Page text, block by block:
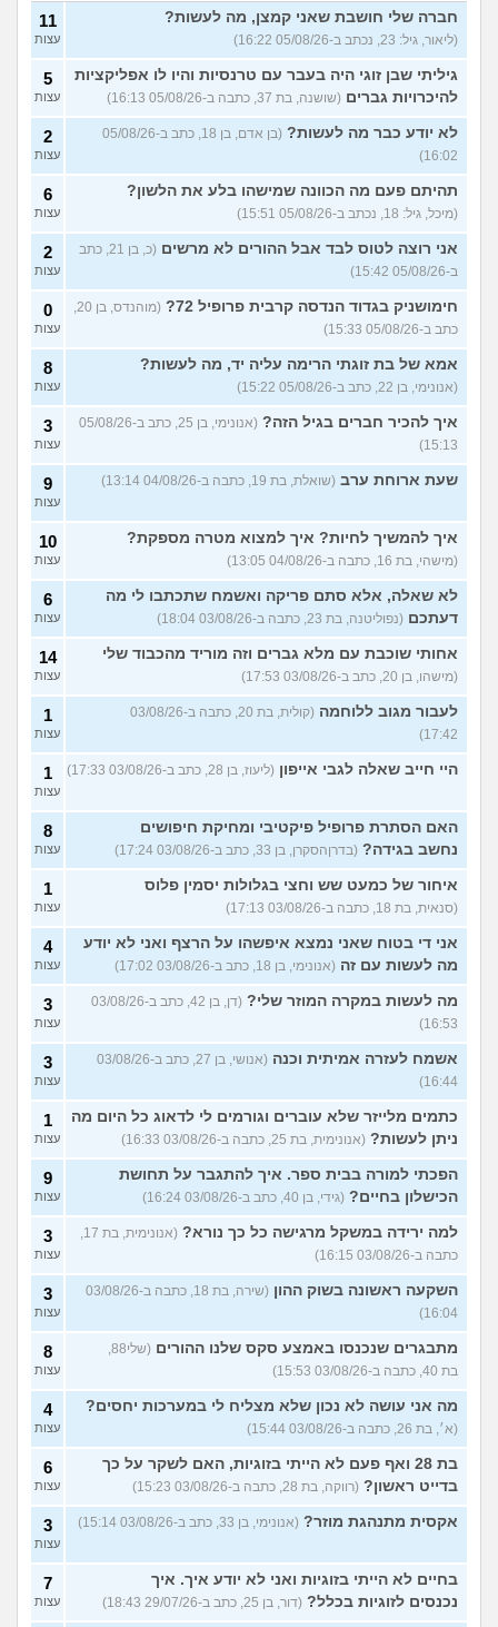
דחפתי אותה מתוך כעס. איך
להתמודד?
(אלכס, שם בדוי, בן
40)
עצות
איך להסביר לה שאני רוצה
להיפרד?
(עידן, בן 27)
20
עצות
בעיות ביני לבית הזוג, מה
לעשות?
6
עצות
לא משלמת בדייטים
(אלי, בן
29)
9
עצות
יוצאת איתו היום לדייט ראשון 3
עצות
בטיילת או מועדון?
(רואי, בן
26)
8
עצות
לוקח אותי לדייטים גרועים
האם להמשיך?
(נטע, בת 21)
17
עצות
עוד שאלות חדשות במדור
חברה שלי חושבת שאני קמצן, מה לעשות?
(ליאור, גיל: 23, נכתב ב-05/08/26 16:22)
11
עצות
גיליתי שבן זוגי היה בעבר עם טרנסיות והיו לו אפליקציות
להיכרויות גברים (שושנה, בת 37, כתבה ב-05/08/26 16:13)
5
עצות
לא יודע כבר מה לעשות?
(בן אדם, בן 18, כתב ב-05/08/26
16:02)
2
עצות
תהיתם פעם מה הכוונה שמישהו בלע את הלשון?
(מיכל, גיל: 18, נכתב ב-05/08/26 15:51)
6
עצות
אני רוצה לטוס לבד אבל ההורים לא מרשים
(כ, בן 21, כתב
ב-05/08/26 15:42)
2
עצות
חימושניק בגדוד הנדסה קרבית פרופיל 72?
כתב ב-05/08/26 15:33)
0
עצות
אמא של בת זוגתי הרימה עליה יד, מה לעשות?
(אנונימי, בן 22, כתב ב-05/08/26 15:22)
8
עצות
איך להכיר חברים בגיל הזה?
(אנונימי, בן 25, כתב ב-05/08/26
15:13)
3
עצות
שעת ארוחת ערב (שואלת, בת 19, כתבה ב-04/08/26 13:14) 9
עצות
איך להמשיך לחיות? איך למצוא מטרה מספקת?
(מישהי, בת 16, כתבה ב-04/08/26 13:05)
10
עצות
לא שאלה, אלא סתם פריקה ואשמח שתכתבו לי מה
דעתכם (נפוליטנה, בת 23, כתבה ב-03/08/26 18:04)
6
עצות
אחותי שוכבת עם מלא גברים וזה מוריד מהכבוד שלי
(מישהו, בן 20, כתב ב-03/08/26 17:53)
14
עצות
לעבור מגוב ללוחמה
(קולית, בת 20, כתבה ב-03/08/26
17:42)
1
עצות
היי חייב שאלה לגבי אייפון (ליעוז, בן 28, כתב ב-03/08/26 17:33) 1
עצות
האם הסתרת פרופיל פיקטיבי ומחיקת חיפושים
נחשב בגידה? (בדרןהסקרן, בן 33, כתב ב-03/08/26 17:24)
8
עצות
איחור של כמעט שש וחצי בגלולות יסמין פלוס
(סנאית, בת 18, כתבה ב-03/08/26 17:13)
1
עצות
אני די בטוח שאני נמצא איפשהו על הרצף ואני לא יודע
מה לעשות עם זה (אנונימי, בן 18, כתב ב-03/08/26 17:02)
4
עצות
מה לעשות במקרה המוזר שלי?
(דן, בן 42, כתב ב-03/08/26
16:53)
3
עצות
אשמח לעזרה אמיתית וכנה
(אנושי, בן 27, כתב ב-03/08/26
16:44)
3
עצות
כתמים מלייזר שלא עוברים וגורמים לי לדאוג כל היום מה
ניתן לעשות? (אנונימית, בת 25, כתבה ב-03/08/26 16:33)
1
עצות
הפכתי למורה בבית ספר. איך להתגבר על תחושת
הכישלון בחיים? (גידי, בן 40, כתב ב-03/08/26 16:24)
9
עצות
למה ירידה במשקל מרגישה כל כך נורא?
כתבה ב-03/08/26 16:15)
3
עצות
השקעה ראשונה בשוק ההון
(שירה, בת 18, כתבה ב-03/08/26
16:04)
3
עצות
מתבגרים שנכנסו באמצע סקס שלנו ההורים
בת 40, כתבה ב-03/08/26 15:53)
8
עצות
מה אני עושה לא נכון שלא מצליח לי במערכות יחסים?
(א׳, בת 26, כתבה ב-03/08/26 15:44)
4
עצות
בת 28 ואף פעם לא הייתי בזוגיות, האם לשקר על כך
בדייט ראשון? (רווקה, בת 28, כתבה ב-03/08/26 15:23)
6
עצות
אקסית מתנהגת מוזר? (אנונימי, בן 33, כתב ב-03/08/26 15:14) 3
עצות
בחיים לא הייתי בזוגיות ואני לא יודע איך. איך
נכנסים לזוגיות בכלל? (דור, בן 25, כתב ב-29/07/26 18:43)
7
עצות